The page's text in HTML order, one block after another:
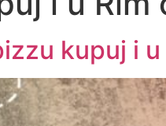
kupuj i